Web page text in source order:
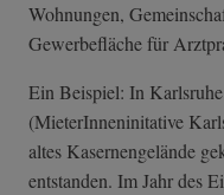
Wohnungen,
Gewerbefläche für
Ein Beispiel: In
(MieterInneninitative
altes Kasernengelände
entstanden. Im Jahr des